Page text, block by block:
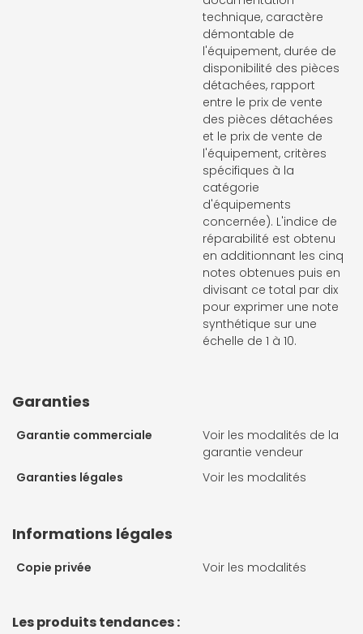
technique, caractère
démontable de
l'équipement, durée de
disponibilité des pièces
détachées, rapport
entre le prix de vente
des pièces détachées
et le prix de vente de
l'équipement, critères
spécifiques à la
catégorie
d'équipements
concernée). L'indice de
réparabilité est obtenu
en additionnant les cinq
notes obtenues puis en
divisant ce total par dix
pour exprimer une note
synthétique sur une
échelle de 1 à 10.
Garanties
Garantie commerciale
Voir les modalités de la
garantie vendeur
Garanties légales
Voir les modalités
Informations légales
Copie privée Voir les modalités
Les produits tendances :